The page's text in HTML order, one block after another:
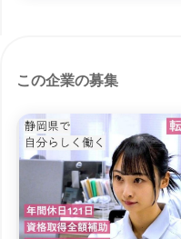
この企業の募集